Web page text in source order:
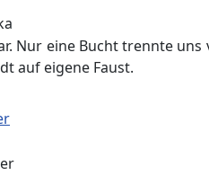
Nur eine Bucht trennte
auf eigene Faust.